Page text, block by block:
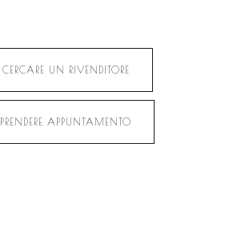
CERCARE UN RIVENDITORE
PRENDERE APPUNTAMENTO